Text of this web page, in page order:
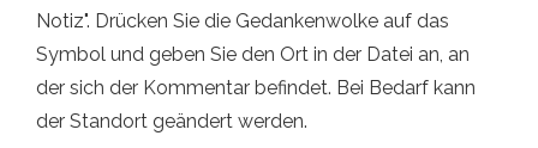
Notiz". Drücken Sie die Gedankenwolke auf das
Symbol und geben Sie den Ort in der Datei an, an
der sich der Kommentar befindet. Bei Bedarf kann
der Standort geändert werden.